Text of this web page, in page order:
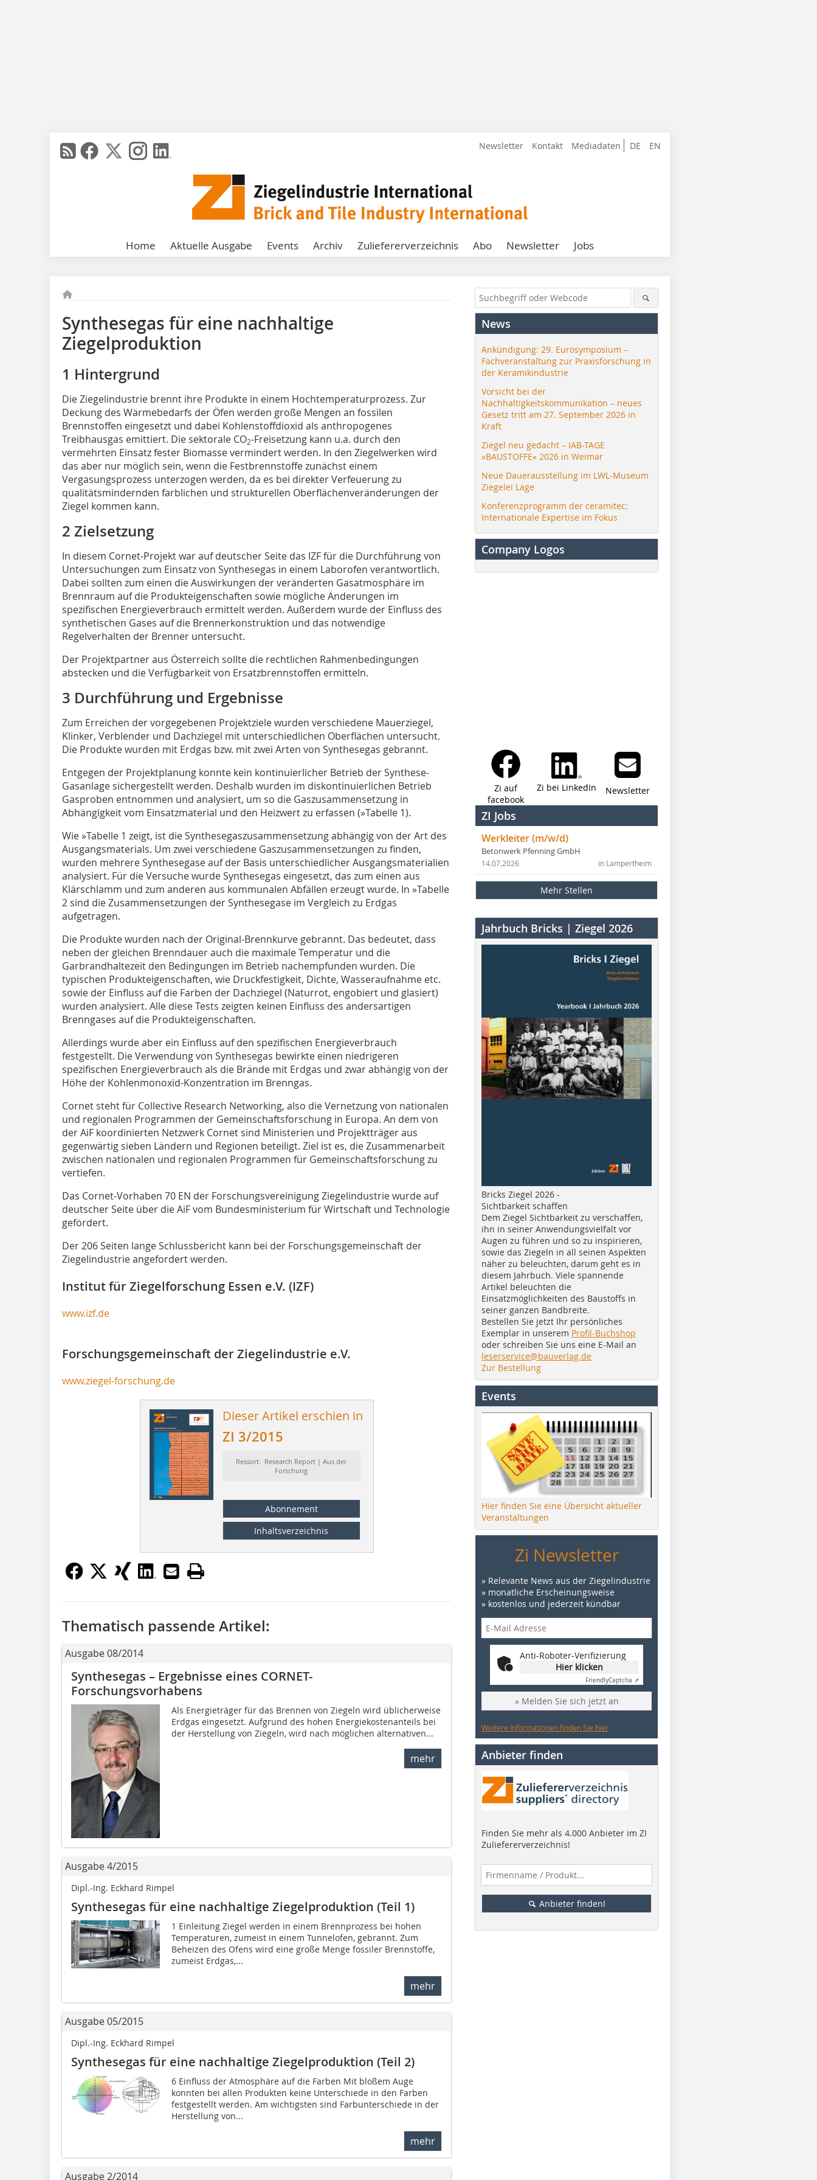
DE EN
Newsletter Kontakt Mediadaten
Home Aktuelle Ausgabe Events Archiv Zuliefererverzeichnis Abo Newsletter Jobs
Synthesegas für eine nachhaltige
Ziegelproduktion
1 Hintergrund
Die Ziegelindustrie brennt ihre Produkte in einem Hochtemperaturprozess. Zur
Deckung des Wärmebedarfs der Öfen werden große Mengen an fossilen
Brennstoffen eingesetzt und dabei Kohlenstoffdioxid als anthropogenes
Treibhausgas emittiert. Die sektorale CO2-Freisetzung kann u.a. durch den
vermehrten Einsatz fester Biomasse vermindert werden. In den Ziegelwerken wird
das aber nur möglich sein, wenn die Festbrennstoffe zunächst einem
Vergasungsprozess unterzogen werden, da es bei direkter Verfeuerung zu
qualitätsmindernden farblichen und strukturellen Oberflächenveränderungen der
Ziegel kommen kann.
2 Zielsetzung
In diesem Cornet-Projekt war auf deutscher Seite das IZF für die Durchführung von
Untersuchungen zum Einsatz von Synthesegas in einem Laborofen verantwortlich.
Dabei sollten zum einen die Auswirkungen der veränderten Gasatmosphäre im
Brennraum auf die Produkteigenschaften sowie mögliche Änderungen im
spezifischen Energieverbrauch ermittelt werden. Außerdem wurde der Einfluss des
synthetischen Gases auf die Brennerkonstruktion und das notwendige
Regelverhalten der Brenner untersucht.
Der Projektpartner aus Österreich sollte die rechtlichen Rahmenbedingungen
abstecken und die Verfügbarkeit von Ersatzbrennstoffen ermitteln.
3 Durchführung und Ergebnisse
Zum Erreichen der vorgegebenen Projektziele wurden verschiedene Mauerziegel,
Klinker, Verblender und Dachziegel mit unterschiedlichen Oberflächen untersucht.
Die Produkte wurden mit Erdgas bzw. mit zwei Arten von Synthesegas gebrannt.
Entgegen der Projektplanung konnte kein kontinuierlicher Betrieb der Synthese-
Gasanlage sichergestellt werden. Deshalb wurden im diskontinuierlichen Betrieb
Gasproben entnommen und analysiert, um so die Gaszusammensetzung in
Abhängigkeit vom Einsatzmaterial und den Heizwert zu erfassen (»Tabelle 1).
Wie »Tabelle 1 zeigt, ist die Synthesegaszusammensetzung abhängig von der Art des
Ausgangsmaterials. Um zwei verschiedene Gaszusammensetzungen zu finden,
wurden mehrere Synthesegase auf der Basis unterschiedlicher Ausgangsmaterialien
analysiert. Für die Versuche wurde Synthesegas eingesetzt, das zum einen aus
Klärschlamm und zum anderen aus kommunalen Abfällen erzeugt wurde. In »Tabelle
2 sind die Zusammensetzungen der Synthesegase im Vergleich zu Erdgas
aufgetragen.
Die Produkte wurden nach der Original-Brennkurve gebrannt. Das bedeutet, dass
neben der gleichen Brenndauer auch die maximale Temperatur und die
Garbrandhaltezeit den Bedingungen im Betrieb nachempfunden wurden. Die
typischen Produkteigenschaften, wie Druckfestigkeit, Dichte, Wasseraufnahme etc.
sowie der Einfluss auf die Farben der Dachziegel (Naturrot, engobiert und glasiert)
wurden analysiert. Alle diese Tests zeigten keinen Einfluss des andersartigen
Brenngases auf die Produkteigenschaften.
Allerdings wurde aber ein Einfluss auf den spezifischen Energieverbrauch
festgestellt. Die Verwendung von Synthesegas bewirkte einen niedrigeren
spezifischen Energieverbrauch als die Brände mit Erdgas und zwar abhängig von der
Höhe der Kohlenmonoxid-Konzentration im Brenngas.
Cornet steht für Collective Research Networking, also die Vernetzung von nationalen
und regionalen Programmen der Gemeinschaftsforschung in Europa. An dem von
der AiF koordinierten Netzwerk Cornet sind Ministerien und Projektträger aus
gegenwärtig sieben Ländern und Regionen beteiligt. Ziel ist es, die Zusammenarbeit
zwischen nationalen und regionalen Programmen für Gemeinschaftsforschung zu
vertiefen.
Das Cornet-Vorhaben 70 EN der Forschungsvereinigung Ziegelindustrie wurde auf
deutscher Seite über die AiF vom Bundesministerium für Wirtschaft und Technologie
gefördert.
Der 206 Seiten lange Schlussbericht kann bei der Forschungsgemeinschaft der
Ziegelindustrie angefordert werden.
Institut für Ziegelforschung Essen e.V. (IZF)
www.izf.de
Forschungsgemeinschaft der Ziegelindustrie e.V.
www.ziegel-forschung.de
Dieser Artikel erschien in
ZI 3/2015
Ressort: Research Report | Aus der
Forschung
Abonnement
Inhaltsverzeichnis
Thematisch passende Artikel:
Ausgabe 08/2014
Synthesegas – Ergebnisse eines CORNET-
Forschungsvorhabens
Als Energieträger für das Brennen von Ziegeln wird üblicherweise
Erdgas eingesetzt. Aufgrund des hohen Energiekostenanteils bei
der Herstellung von Ziegeln, wird nach möglichen alternativen...
mehr
Ausgabe 4/2015
Dipl.-Ing. Eckhard Rimpel
Synthesegas für eine nachhaltige Ziegelproduktion (Teil 1)
1 Einleitung Ziegel werden in einem Brennprozess bei hohen
Temperaturen, zumeist in einem Tunnelofen, gebrannt. Zum
Beheizen des Ofens wird eine große Menge fossiler Brennstoffe,
zumeist Erdgas,...
mehr
Ausgabe 05/2015
Dipl.-Ing. Eckhard Rimpel
Synthesegas für eine nachhaltige Ziegelproduktion (Teil 2)
6 Einfluss der Atmosphäre auf die Farben Mit bloßem Auge
konnten bei allen Produkten keine Unterschiede in den Farben
festgestellt werden. Am wichtigsten sind Farbunterschiede in der
Herstellung von...
mehr
Ausgabe 2/2014
News
Ankündigung: 29. Eurosymposium –
Fachveranstaltung zur Praxisforschung in
der Keramikindustrie
Vorsicht bei der
Nachhaltigkeitskommunikation – neues
Gesetz tritt am 27. September 2026 in
Kraft
Ziegel neu gedacht – IAB-TAGE
»BAUSTOFFE« 2026 in Weimar
Neue Dauerausstellung im LWL-Museum
Ziegelei Lage
Konferenzprogramm der ceramitec:
Internationale Expertise im Fokus
Company Logos
Zi auf
facebook
Zi bei LinkedIn Newsletter
ZI Jobs
Werkleiter (m/w/d)
Betonwerk Pfenning GmbH
in Lampertheim
14.07.2026
Mehr Stellen
Jahrbuch Bricks | Ziegel 2026
Bricks Ziegel 2026 -
Sichtbarkeit schaffen
Dem Ziegel Sichtbarkeit zu verschaffen,
ihn in seiner Anwendungsvielfalt vor
Augen zu führen und so zu inspirieren,
sowie das Ziegeln in all seinen Aspekten
näher zu beleuchten, darum geht es in
diesem Jahrbuch. Viele spannende
Artikel beleuchten die
Einsatzmöglichkeiten des Baustoffs in
seiner ganzen Bandbreite.
Bestellen Sie jetzt Ihr persönliches
Exemplar in unserem Profil-Buchshop
oder schreiben Sie uns eine E-Mail an
leserservice@bauverlag.de
Zur Bestellung
Events
Hier finden Sie eine Übersicht aktueller
Veranstaltungen
Zi Newsletter
» Relevante News aus der Ziegelindustrie
» monatliche Erscheinungsweise
» kostenlos und jederzeit kündbar
Anti-Roboter-Verifizierung
Hier klicken
FriendlyCaptcha ⇗
» Melden Sie sich jetzt an
Weitere Informationen finden Sie hier
Anbieter finden
Finden Sie mehr als 4.000 Anbieter im ZI
Zuliefererverzeichnis!
Anbieter finden!